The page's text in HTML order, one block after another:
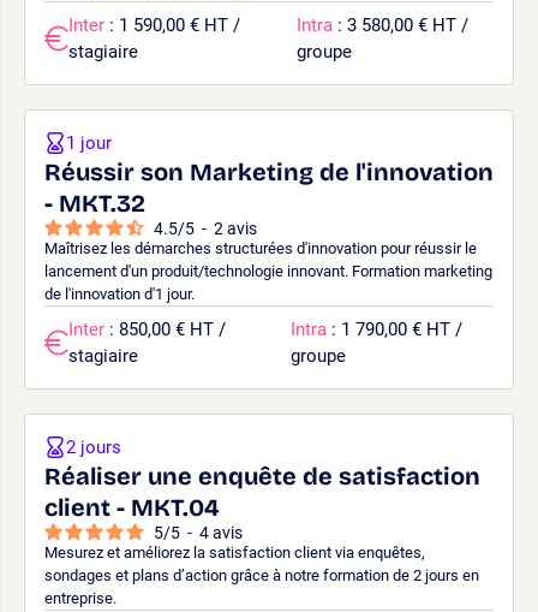
Inter : 1 590,00 € HT /
stagiaire
Intra : 3 580,00 € HT /
groupe
Réussir son Marketing de l'innovation
- MKT.32
4.5/5 - 2 avis
Maîtrisez les démarches structurées d'innovation pour réussir le
lancement d'un produit/technologie innovant. Formation marketing
de l'innovation d'1 jour.
1 jour
Inter : 850,00 € HT /
stagiaire
Intra : 1 790,00 € HT /
groupe
Réaliser une enquête de satisfaction
client - MKT.04
5/5 - 4avis
Mesurez et améliorez la satisfaction client via enquêtes,
sondages et plans d’action grâce à notre formation de 2 jours en
entreprise.
2 jours